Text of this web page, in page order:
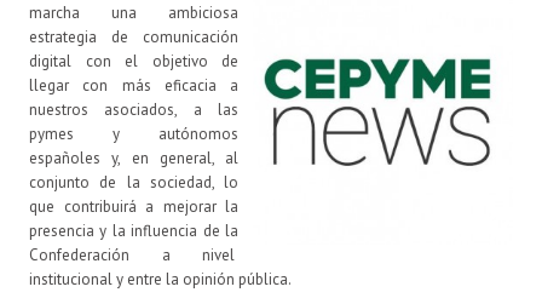
marcha una ambiciosa
estrategia de comunicación
digital con el objetivo de
llegar con más eficacia a
nuestros asociados, a las
pymes y autónomos
españoles y, en general, al
conjunto de la sociedad, lo
que contribuirá a mejorar la
presencia y la influencia de la
Confederación a nivel
institucional y entre la opinión pública.